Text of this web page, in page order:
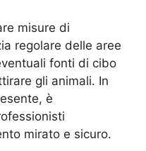
misure di
regolare delle aree
fonti di cibo
gli animali. In
è
mirato e sicuro.